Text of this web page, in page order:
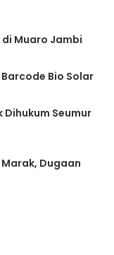
di Muaro Jambi
Bio Solar
Dihukum Seumur
Dugaan